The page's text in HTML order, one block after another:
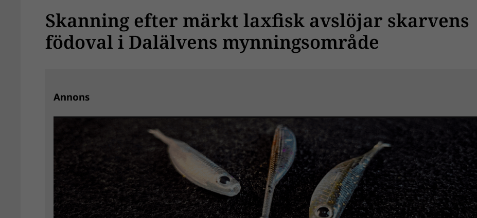
Skanning efter märkt laxfisk avslöjar skarvens
födoval i Dalälvens mynningsområde
Annons